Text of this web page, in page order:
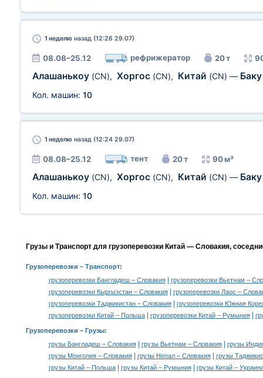
1 неделю назад (12:26 29.07)
08.08–25.12 рефрижератор 20 т
Алашанькоу (CN), Хоргос (CN), Китай (CN) —
Кол. машин: 10
1 неделю назад (12:24 29.07)
08.08–25.12 тент 20 т 90 м³
Алашанькоу (CN), Хоргос (CN), Китай (CN) —
Кол. машин: 10
Грузы и Транспорт для грузоперевозки Китай — Словакия,
Грузоперевозки – Транспорт:
грузоперевозки Бангладеш – Словакия|
грузоперевозки Вьетнам –
грузоперевозки Кыргызстан – Словакия|
грузоперевозки Лаос –
грузоперевозки Таджикистан – Словакия|
грузоперевозки Южная
грузоперевозки Китай – Польша| грузоперевозки Китай – Румыния|
Грузоперевозки – Грузы:
грузы Бангладеш – Словакия| грузы Вьетнам – Словакия|
грузы
грузы Монголия – Словакия| грузы Непал – Словакия|
грузы
грузы Китай – Польша| грузы Китай – Румыния| грузы Китай –